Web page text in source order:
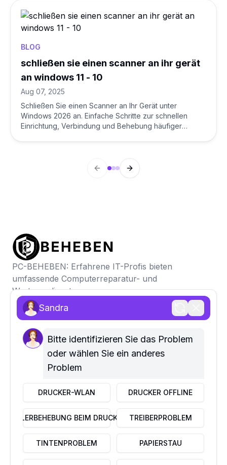
Sandra
Bitte identifizieren Sie das Problem
oder wählen Sie ein anderes
Problem
DRUCKER-WLAN DRUCKER OFFLINE
FEHLERBEHEBUNG BEIM DRUCKER TREIBERPROBLEM
TINTENPROBLEM PAPIERSTAU
BLOG
schließen sie einen scanner an ihr gerät
an windows 11 - 10
Aug 07, 2025
Schließen Sie einen Scanner an Ihr Gerät unter
Windows 2026 an. Einfache Schritte zur schnellen
Einrichtung, Verbindung und Behebung häufiger
Previous slideNext slide
PC-BEHEBEN: Erfahrene IT-Profis bieten
umfassende Computerreparatur- und
Wartungsdienste
SCHNELLE LINKS
Über uns
Kontaktiere uns
UNTERNEHMEN
Datenschutzrichtlinie
Haftungsausschluss
Nutzungsbedingungen
FAQ
DIENSTLEISTUNGEN
Business IT Services